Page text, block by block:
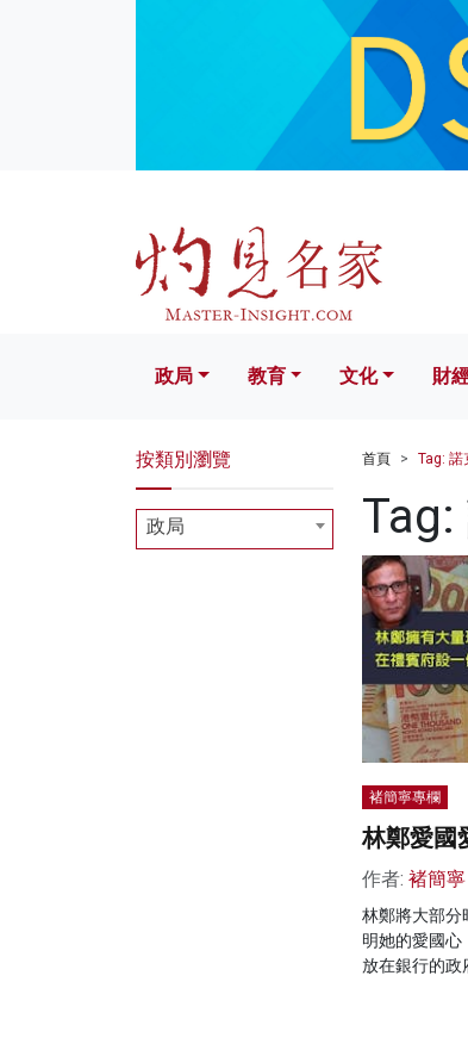
文化 財經
政局 教育 文化 財
首頁 Tag: 諾
褚簡寧專欄
林鄭愛國
作者: 褚簡寧
林鄭將大部分
明她的愛國
放在銀行的政
按類別瀏覽
政局